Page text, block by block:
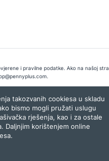
i pravilne podatke. Ako na našoj
.
Lampa.ba
takozvanih cookiesa u skladu
bismo mogli pružati uslugu
rješenja, kao i za ostale
Daljnjim korištenjem online